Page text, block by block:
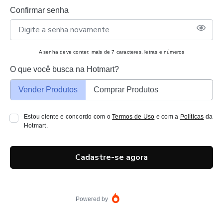
Confirmar senha
A senha deve conter: mais de 7 caracteres, letras e números
O que você busca na Hotmart?
Vender Produtos Comprar Produtos
Estou ciente e concordo com oTermos de Uso e com a Políticas da
Hotmart.
Cadastre-se agora
Powered by